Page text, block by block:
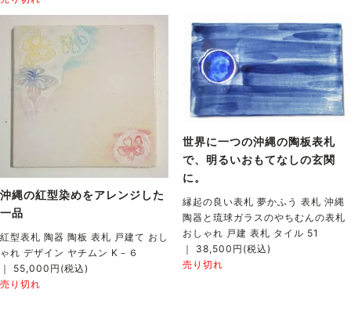
沖縄の紅型染めをアレンジした
一品
紅型表札 陶器 陶板 表札 戸建て おし
ゃれ デザイン ヤチムン K－６
｜ 55,000円(税込)
売り切れ
世界に一つの沖縄の陶板表札
で、明るいおもてなしの玄関
に。
縁起の良い表札 夢かふう 表札 沖縄
陶器と琉球ガラスのやちむんの表札
おしゃれ 戸建 表札 タイル 51
｜ 38,500円(税込)
売り切れ